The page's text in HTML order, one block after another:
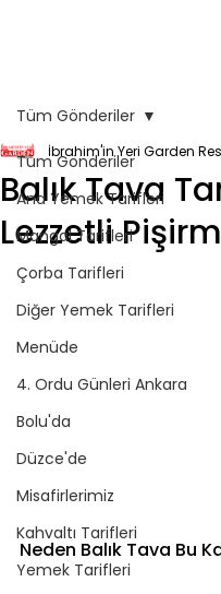
Tüm Gönderiler
Ana Yemek Tarifleri
Mangal Tarifleri
Çorba Tarifleri
Diğer Yemek Tarifleri
Menüde
4. Ordu Günleri Ankara
Bolu'da
Düzce'de
Misafirlerimiz
Kahvaltı Tarifleri
Yemek Tarifleri
Tüm Gönderiler
Balık Tava
Lezzetli
İbrahim'in Yeri Garden
Neden Balık Tava Bu